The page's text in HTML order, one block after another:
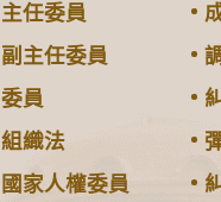
主任委員
副主任委員
委員
組織法
國家人權委員